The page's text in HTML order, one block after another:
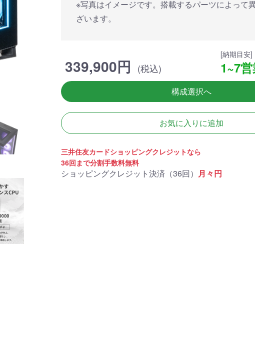
270°パノラマビューが魅せ
る コストパフォーマンスに
優れたモデル
商品詳細
※写真はイメージです。搭載するパーツによって
ざいます。
339,900円 (税込)
[納期目安]
1~7
構成選択へ
お気に入りに追加
三井住友カードショッピングクレジットなら
36回まで分割手数料無料
ショッピングクレジット決済（36回） 月々円